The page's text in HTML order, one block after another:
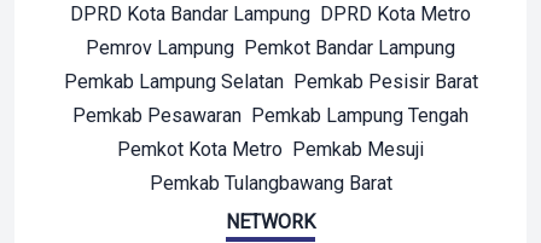
DPRD Kota Bandar Lampung DPRD Kota Metro
Pemrov Lampung Pemkot Bandar Lampung
Pemkab Lampung Selatan Pemkab Pesisir Barat
Pemkab Pesawaran Pemkab Lampung Tengah
Pemkot Kota Metro Pemkab Mesuji
Pemkab Tulangbawang Barat
NETWORK